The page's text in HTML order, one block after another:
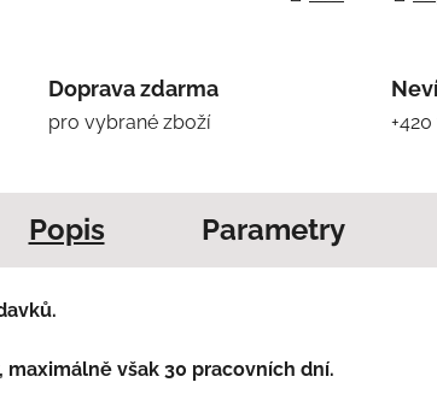
Doprava zdarma
pro vybrané zboží
Popis Parametry
však 30 pracovních dní.